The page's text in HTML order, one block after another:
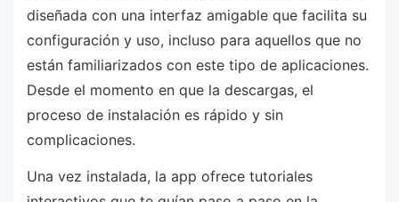
diseñada con una interfaz amigable que facilita su
configuración y uso, incluso para aquellos que no
están familiarizados con este tipo de aplicaciones.
Desde el momento en que la descargas, el
proceso de instalación es rápido y sin
complicaciones.
Una vez instalada, la app ofrece tutoriales